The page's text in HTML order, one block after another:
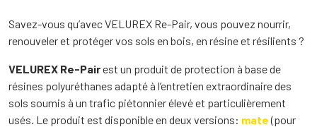
Savez-vous qu’avec VELUREX Re-Pair, vous pouvez nourrir,
renouveler et protéger vos sols en bois, en résine et résilients ?
VELUREX Re-Pairest un produit de protection à base de
résines polyuréthanes adapté à l’entretien extraordinaire des
sols soumis à un trafic piétonnier élevé et particulièrement
usés. Le produit est disponible en deux versions: mate(pour